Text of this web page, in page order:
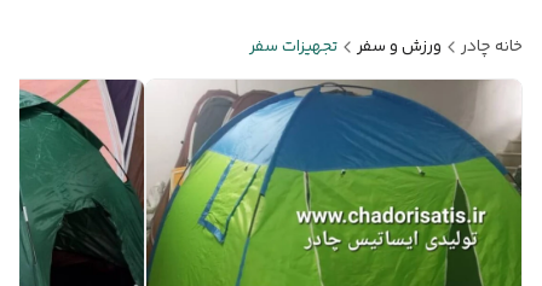
خانه چادر ورزش و سفر تجهیزات سفر